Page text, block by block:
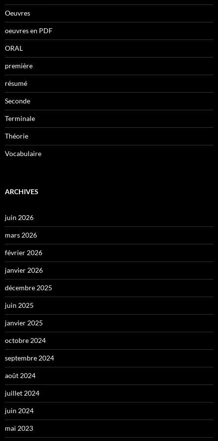
Oeuvres
oeuvres en PDF
ORAL
première
résumé
Seconde
Terminale
Théorie
Vocabulaire
ARCHIVES
juin 2026
mars 2026
février 2026
janvier 2026
décembre 2025
juin 2025
janvier 2025
octobre 2024
septembre 2024
août 2024
juillet 2024
juin 2024
mai 2023